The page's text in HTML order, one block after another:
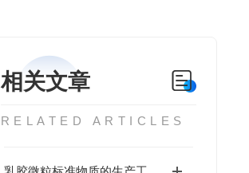
相关文章
RELATED ARTICLES